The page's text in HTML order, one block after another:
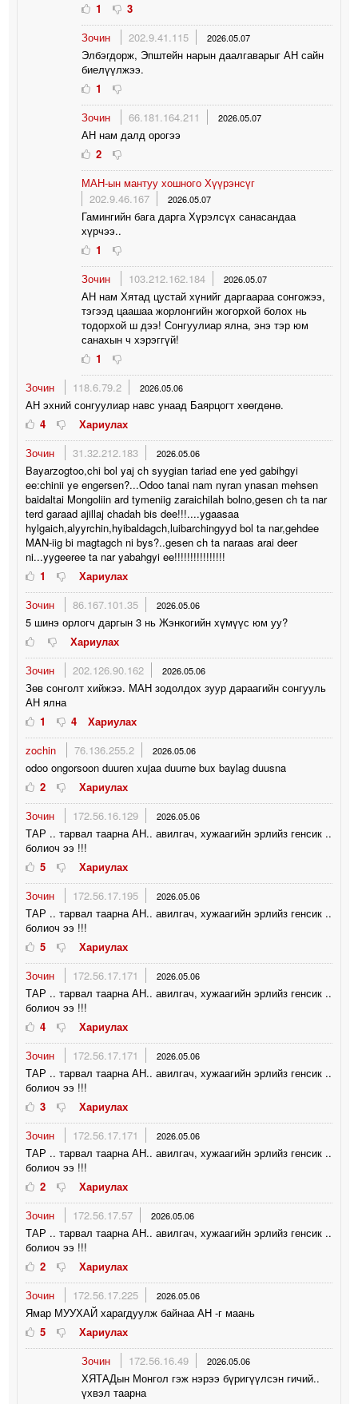
1
3
Зочин
202.9.41.115 2026.05.07
Элбэгдорж, Эпштейн нарын даалгаварыг АН сайн
биелүүлжээ.
1
Зочин
66.181.164.211 2026.05.07
АН нам далд орогээ
2
МАН-ын мантуу хошного Хүүрэнсүг
202.9.46.167
2026.05.07
Гамингийн бага дарга Хүрэлсүх санасандаа
хүрчээ..
1
Зочин
103.212.162.184 2026.05.07
АН нам Хятад цустай хүнийг даргаараа сонгожээ,
тэгээд цаашаа жорлонгийн жогорхой болох нь
тодорхой ш дээ! Сонгуулиар ялна, энэ тэр юм
санахын ч хэрэггүй!
1
Зочин
118.6.79.2 2026.05.06
АН эхний сонгуулиар навс унаад Баярцогт хөөгдөнө.
4
Хариулах
Зочин
31.32.212.183 2026.05.06
Bayarzogtoo,chi bol yaj ch syygian tariad ene yed gabihgyi
ee:chinii ye engersen?...Odoo tanai nam nyran ynasan mehsen
baidaltai Mongoliin ard tymeniig zaraichilah bolno,gesen ch ta nar
terd garaad ajillaj chadah bis dee!!!....ygaasaa
hylgaich,alyyrchin,hyibaldagch,luibarchingyyd bol ta nar,gehdee
MAN-iig bi magtagch ni bys?..gesen ch ta naraas arai deer
ni...yygeeree ta nar yabahgyi ee!!!!!!!!!!!!!!!!
1
Хариулах
Зочин
86.167.101.35 2026.05.06
5 шинэ орлогч даргын 3 нь Жэнкогийн хүмүүс юм уу?
Хариулах
Зочин
202.126.90.162 2026.05.06
Зөв сонголт хийжээ. МАН зодолдох зуур дараагийн сонгууль
АН ялна
1
4
Хариулах
zochin
76.136.255.2 2026.05.06
odoo ongorsoon duuren xujaa duurne bux baylag duusna
2
Хариулах
Зочин
172.56.16.129 2026.05.06
ТАР .. тарвал таарна АН.. авилгач, хужаагийн эрлийз генсик ..
болиоч ээ !!!
5
Хариулах
Зочин
172.56.17.195 2026.05.06
ТАР .. тарвал таарна АН.. авилгач, хужаагийн эрлийз генсик ..
болиоч ээ !!!
5
Хариулах
Зочин
172.56.17.171 2026.05.06
ТАР .. тарвал таарна АН.. авилгач, хужаагийн эрлийз генсик ..
болиоч ээ !!!
4
Хариулах
Зочин
172.56.17.171 2026.05.06
ТАР .. тарвал таарна АН.. авилгач, хужаагийн эрлийз генсик ..
болиоч ээ !!!
3
Хариулах
Зочин
172.56.17.171 2026.05.06
ТАР .. тарвал таарна АН.. авилгач, хужаагийн эрлийз генсик ..
болиоч ээ !!!
2
Хариулах
Зочин
172.56.17.57 2026.05.06
ТАР .. тарвал таарна АН.. авилгач, хужаагийн эрлийз генсик ..
болиоч ээ !!!
2
Хариулах
Зочин
172.56.17.225 2026.05.06
Ямар МУУХАЙ харагдуулж байнаа АН -г маань
5
Хариулах
Зочин
172.56.16.49 2026.05.06
ХЯТАДын Монгол гэж нэрээ бүригүүлсэн гичий..
үхвэл таарна